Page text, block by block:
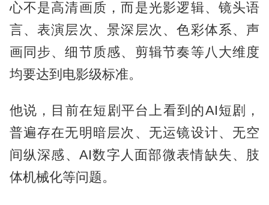
心不是高清画质，而是光影逻辑、镜头语
言、表演层次、景深层次、色彩体系、声
画同步、细节质感、剪辑节奏等八大维度
均要达到电影级标准。
他说，目前在短剧平台上看到的AI短剧，
普遍存在无明暗层次、无运镜设计、无空
间纵深感、AI数字人面部微表情缺失、肢
体机械化等问题。